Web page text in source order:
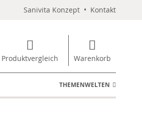
Sanivita Konzept • Kontakt
Produktvergleich Warenkorb
THEMENWELTEN